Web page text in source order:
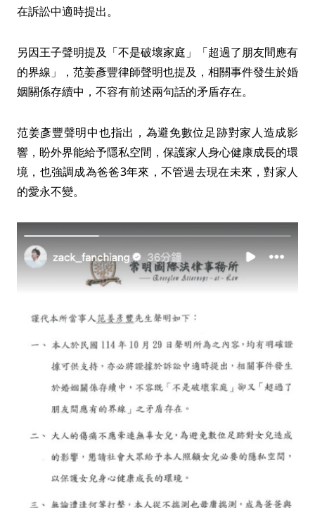
在訴訟中適時提出。
另因王子聲明提及「不是破壞家庭」「超過了朋友間應有
的界線」，范姜彥豐律師聲明也提及，相關事件發生於婚
姻關係存續中，不容有前述兩句話的矛盾存在。
范姜彥豐聲明中也指出，為避免數位足跡對家人造成影
響，盼外界能給予隱私空間，保護家人身心健康成長的環
境，也強調成為爸爸3年來，不管過去現在未來，對家人
的愛永不變。